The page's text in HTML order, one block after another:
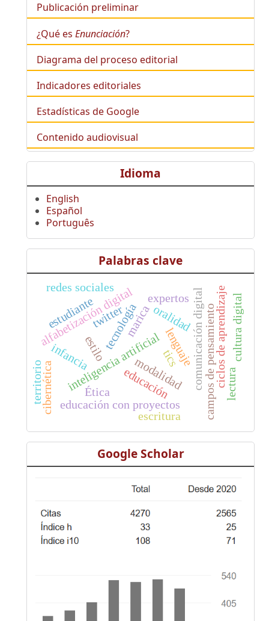
Publicación preliminar
¿Qué es Enunciación?
Diagrama del proceso editorial
Indicadores editoriales
Estadísticas de Google
Contenido audiovisual
Idioma
English
Español
Português
Palabras clave
lenguaje
tecnología comunicación digital
educación
inteligencia artificial
alfabetización digital
tics campos de pensamientociclos de aprendizaje
educación con proyectos
modalidad
redes sociales
estilo
lectura
escritura
oralidad
marica
twitter
infancia
estudiante cultura digital
cibernética
territorio
expertos
Ética
Google Scholar